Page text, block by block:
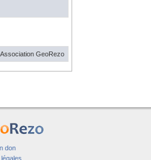
GeoRezo
don